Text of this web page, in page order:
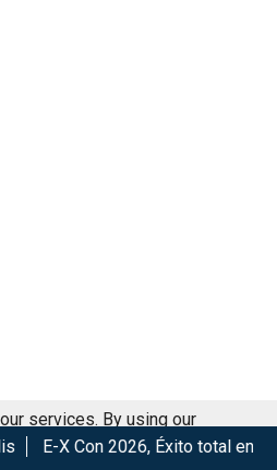
Éxito total en la convención.
services. By using our
use of cookies.
Got it